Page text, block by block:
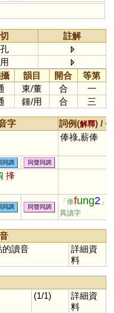
註解
韻目 開合
等第
東/董 合
一
鍾/用 合 三
字 詞例(解釋) /
俸祿,薪俸
同調 同聲同調
捀
同調 同聲同調
「俸fung2 」
異讀字
的讀音
詳細資
料
(1/1)
詳細資
料